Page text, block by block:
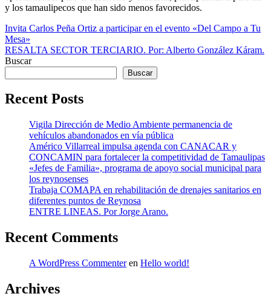
y los tamaulipecos que han sido menos favorecidos.
Navegación
de
entradas
Invita Carlos Peña Ortiz a participar en el evento «Del Campo a Tu
Mesa»
RESALTA SECTOR TERCIARIO. Por: Alberto González Káram.
Buscar
Buscar
Recent Posts
Vigila Dirección de Medio Ambiente permanencia de
vehículos abandonados en vía pública
Américo Villarreal impulsa agenda con CANACAR y
CONCAMIN para fortalecer la competitividad de Tamaulipas
«Jefes de Familia», programa de apoyo social municipal para
los reynosenses
Trabaja COMAPA en rehabilitación de drenajes sanitarios en
diferentes puntos de Reynosa
ENTRE LINEAS. Por Jorge Arano.
Recent Comments
A WordPress Commenteren Hello world!
Archives